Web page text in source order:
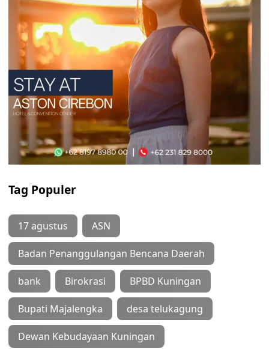
Tag Populer
17 agustus ASN
Badan Penanggulangan Bencana Daerah
bank Birokrasi BPBD Kuningan
Bupati Majalengka desa telukagung
Dewan Kebudayaan Kuningan